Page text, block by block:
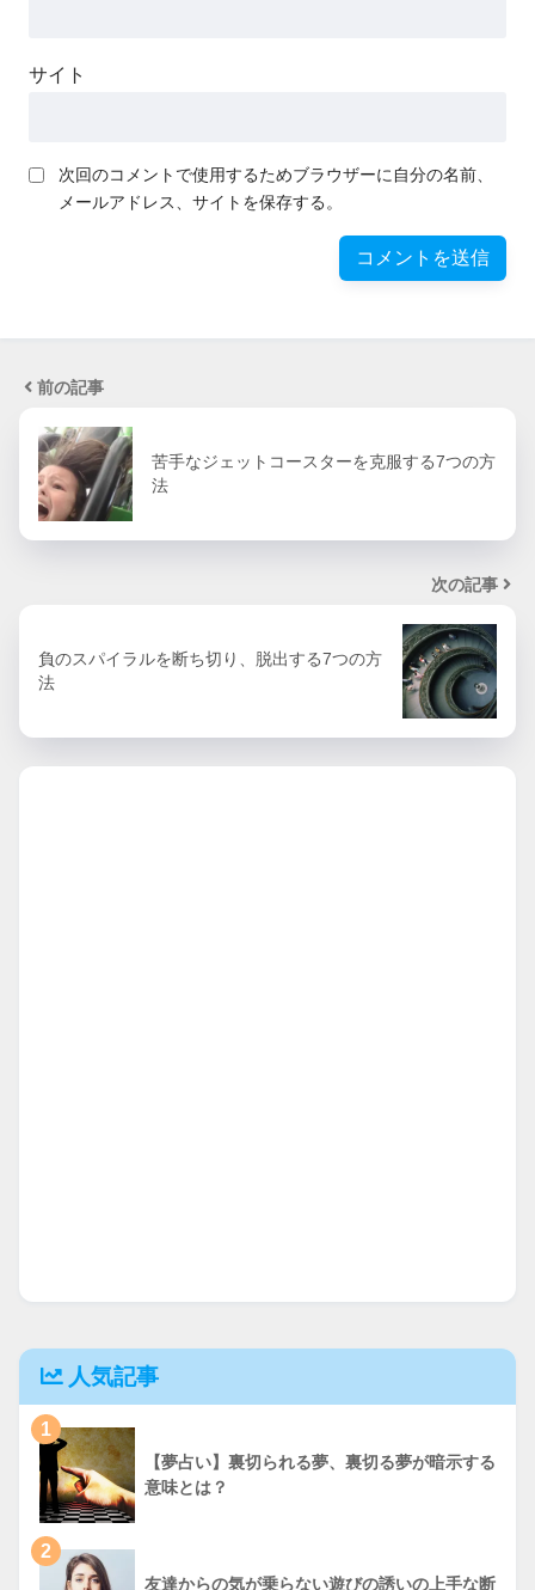
サイト
次回のコメントで使用するためブラウザーに自分の名前、
メールアドレス、サイトを保存する。
前の記事
苦手なジェットコースターを克服する7つの方
法
次の記事
負のスパイラルを断ち切り、脱出する7つの方
法
人気記事
1
【夢占い】裏切られる夢、裏切る夢が暗示する
意味とは？
2
友達からの気が乗らない遊びの誘いの上手な断